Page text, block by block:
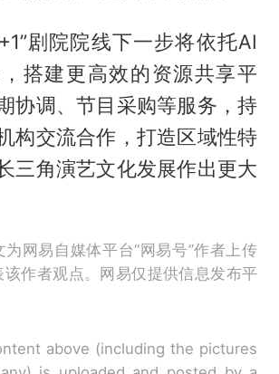
剧院院线下一步将依托AI
搭建更高效的资源共享平
协调、节目采购等服务，持
构交流合作，打造区域性特
三角演艺文化发展作出更大
网易自媒体平台“网易号”作者上传
该作者观点。网易仅提供信息发布平
above (including the pictures